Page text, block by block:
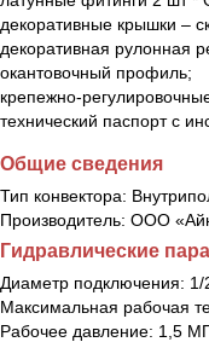
декоративные крышки –
декоративная рулонная
окантовочный профиль;
крепежно-
технический паспорт с
Общие сведения
Тип конвектора:
Производитель: ООО
Гидравлические
Диаметр подключения: 1/
Максимальная рабочая
Рабочее давление: 1,5